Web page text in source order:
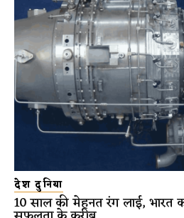
देश दुनिया
10 साल की मेहनत रंग लाई, भारत